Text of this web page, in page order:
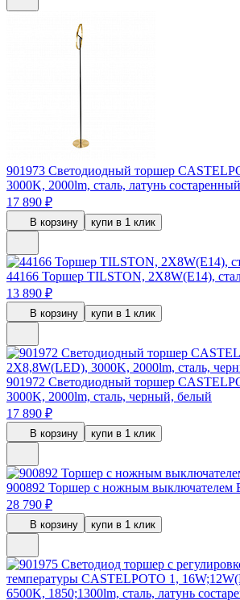
901973 Светодиодный торшер
3000K, 2000lm, сталь, латунь
17 890 ₽
В корзину купи в 1 клик
44166 Торшер TILSTON, 2X8W(E14),
13 890 ₽
В корзину купи в 1 клик
901972 Светодиодный торшер
3000K, 2000lm, сталь, черный, белый
17 890 ₽
В корзину купи в 1 клик
900892 Торшер с ножным выключателем
28 790 ₽
В корзину купи в 1 клик